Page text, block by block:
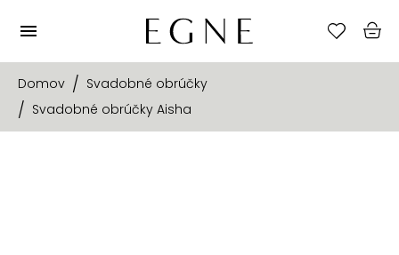
Domov
Svadobné obrúčky
Svadobné obrúčky Aisha